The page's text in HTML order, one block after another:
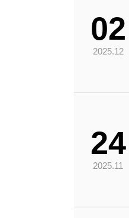
02
2025.12
24
2025.11